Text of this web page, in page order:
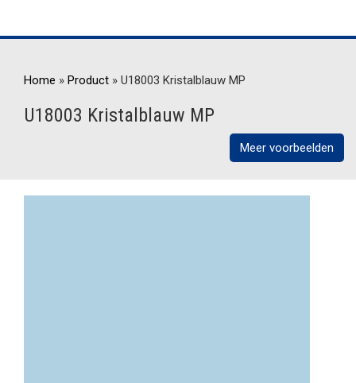
Home » Product » U18003 Kristalblauw MP
U18003 Kristalblauw MP
Meer voorbeelden